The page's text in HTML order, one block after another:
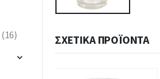
ΣΧΕΤΙΚΆ ΠΡΟΪΌΝΤΑ
(16)